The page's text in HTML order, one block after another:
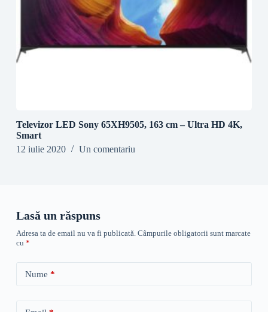
Televizor LED Sony 65XH9505, 163 cm – Ultra HD 4K,
Smart
12 iulie 2020
Un comentariu
Lasă un răspuns
Adresa ta de email nu va fi publicată. Câmpurile obligatorii sunt marcate
cu *
Nume *